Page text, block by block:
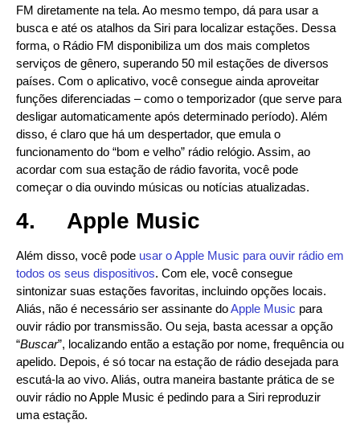
FM diretamente na tela. Ao mesmo tempo, dá para usar a
busca e até os atalhos da Siri para localizar estações. Dessa
forma, o Rádio FM disponibiliza um dos mais completos
serviços de gênero, superando 50 mil estações de diversos
países. Com o aplicativo, você consegue ainda aproveitar
funções diferenciadas – como o temporizador (que serve para
desligar automaticamente após determinado período). Além
disso, é claro que há um despertador, que emula o
funcionamento do “bom e velho” rádio relógio. Assim, ao
acordar com sua estação de rádio favorita, você pode
começar o dia ouvindo músicas ou notícias atualizadas.
4. Apple Music
Além disso, você pode usar o Apple Music para ouvir rádio em
todos os seus dispositivos. Com ele, você consegue
sintonizar suas estações favoritas, incluindo opções locais.
Aliás, não é necessário ser assinante doApple Music para
ouvir rádio por transmissão. Ou seja, basta acessar a opção
“Buscar”, localizando então a estação por nome, frequência ou
apelido. Depois, é só tocar na estação de rádio desejada para
escutá-la ao vivo. Aliás, outra maneira bastante prática de se
ouvir rádio no Apple Music é pedindo para a Siri reproduzir
uma estação.